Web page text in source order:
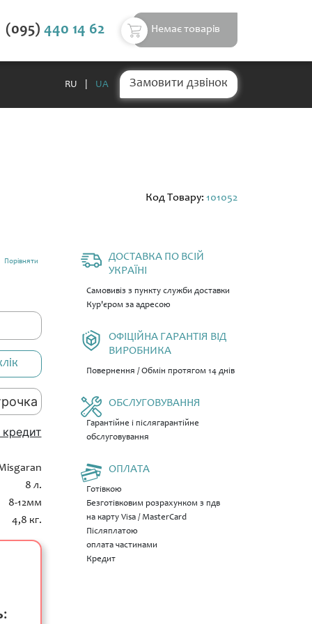
(095) 440 14 62 Немає товарів
Замовити дзвінок
RU UA
Код Товару: 101052
Порівняти
8 л.
8-12мм
4,8 кг.
ДОСТАВКА ПО ВСІЙ
УКРАЇНІ
Самовивіз з пункту служби доставки
Кур'єром за адресою
ОФІЦІЙНА ГАРАНТІЯ ВІД
ВИРОБНИКА
Повернення / Обмін протягом 14 днів
ОБСЛУГОВУВАННЯ
Гарантійне і післягарантійне
обслуговування
ОПЛАТА
Готівкою
Безготівковим розрахунком з пдв
на карту Visa / MasterCard
Післяплатою
оплата частинами
Кредит